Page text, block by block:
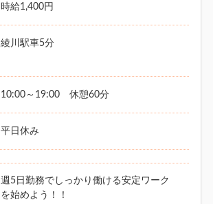
時給1,400円
綾川駅車5分
10:00～19:00 休憩60分
平日休み
週5日勤務でしっかり働ける安定ワーク
を始めよう！！